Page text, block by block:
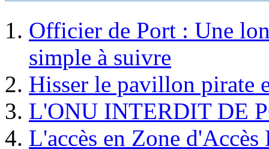
Officier de Port : Une
simple à suivre
Hisser le pavillon pirate
L'ONU INTERDIT DE
L'accès en Zone